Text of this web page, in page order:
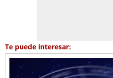
Te puede interesar: